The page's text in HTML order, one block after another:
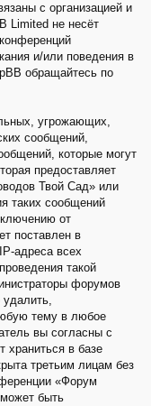
с организацией и
Limited не несёт
и/или поведения в
обращайтесь по
угрожающих,
сообщений,
которые могут
предоставляет
Твой Сад» или
таких сообщений
от
поставлен в
адреса всех
такой
форумов
тему в любое
вы согласны с
храниться в базе
третьим лицам без
«Форум
быть